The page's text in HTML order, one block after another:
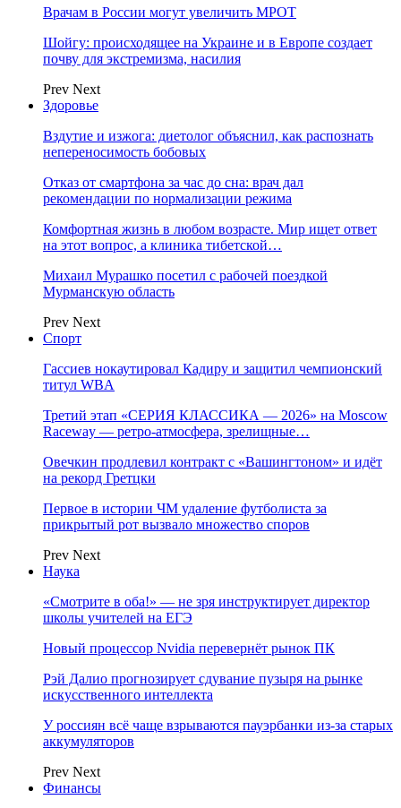
Врачам в России могут увеличить МРОТ
Шойгу: происходящее на Украине и в Европе создает
почву для экстремизма, насилия
Prev Next
Здоровье
Вздутие и изжога: диетолог объяснил, как распознать
непереносимость бобовых
Отказ от смартфона за час до сна: врач дал
рекомендации по нормализации режима
Комфортная жизнь в любом возрасте. Мир ищет ответ
на этот вопрос, а клиника тибетской…
Михаил Мурашко посетил с рабочей поездкой
Мурманскую область
Prev Next
Спорт
Гассиев нокаутировал Кадиру и защитил чемпионский
титул WBA
Третий этап «СЕРИЯ КЛАССИКА — 2026» на Moscow
Raceway — ретро‑атмосфера, зрелищные…
Овечкин продлевил контракт с «Вашингтоном» и идёт
на рекорд Гретцки
Первое в истории ЧМ удаление футболиста за
прикрытый рот вызвало множество споров
Prev Next
Наука
«Смотрите в оба!» — не зря инструктирует директор
школы учителей на ЕГЭ
Новый процессор Nvidia перевернёт рынок ПК
Рэй Далио прогнозирует сдувание пузыря на рынке
искусственного интеллекта
У россиян всё чаще взрываются пауэрбанки из-за старых
аккумуляторов
Prev Next
Финансы